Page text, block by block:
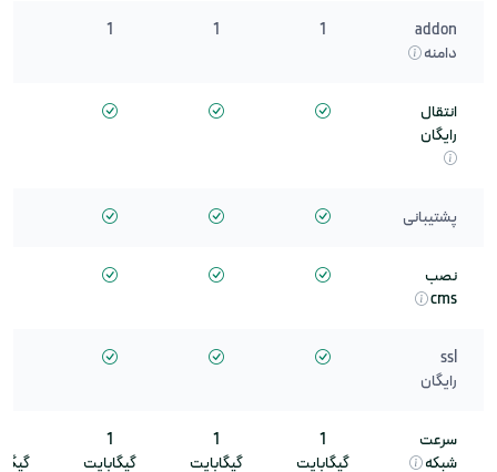
addon
دامنه
1
1
1
انتقال
رایگان
پشتیبانی
نصب
cms
ssl
رایگان
سرعت
شبکه
1
گیگابایت
1
گیگابایت
1
گیگابایت